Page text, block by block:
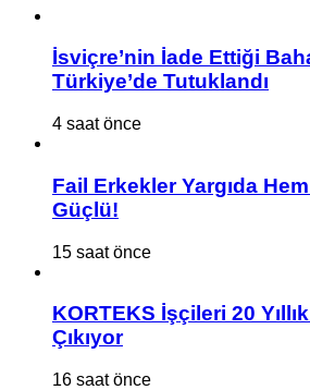
İsviçre’nin İade Ettiği
Türkiye’de Tutuklandı
4 saat önce
Fail Erkekler Yargıda
Güçlü!
15 saat önce
KORTEKS İşçileri 20
Çıkıyor
16 saat önce